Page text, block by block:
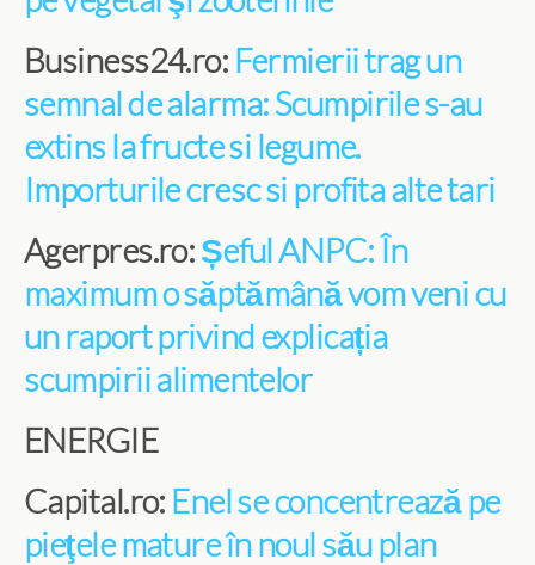
Business24.ro: Fermierii trag un
semnal de alarma: Scumpirile s-au
extins la fructe si legume.
Importurile cresc si profita alte tari
Agerpres.ro:Șeful ANPC: În
maximum o săptămână vom veni cu
un raport privind explicația
scumpirii alimentelor
ENERGIE
Capital.ro: Enel se concentrează pe
pieţele mature în noul său plan